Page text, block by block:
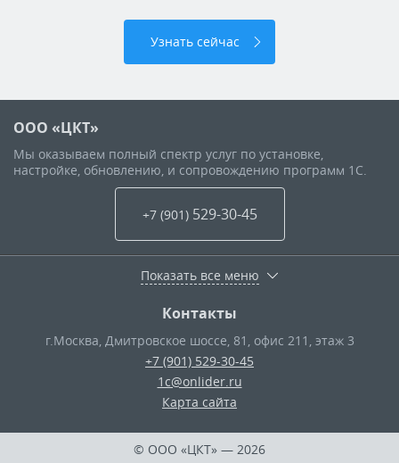
Узнать сейчас
ООО «ЦКТ»
Мы оказываем полный спектр услуг по установке,
настройке, обновлению, и сопровождению программ 1С.
+7 (901) 529-30-45
Показать все меню
Контакты
г.Москва Дмитровское шоссе, 81, офис 211, этаж 3
+7 (901) 529-30-45
1c@onlider.ru
Карта сайта
© ООО «ЦКТ» — 2026